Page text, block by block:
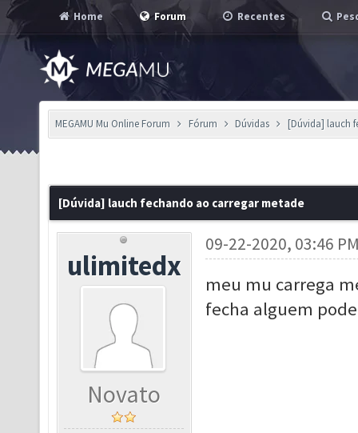
Home Forum Recentes
MEGAMU Mu Online Forum Fórum Dúvidas [Dúvida] lauch
[Dúvida] lauch fechando ao carregar metade
ulimitedx
Novato
09-22-2020, 03:46
meu mu carrega
fecha alguem